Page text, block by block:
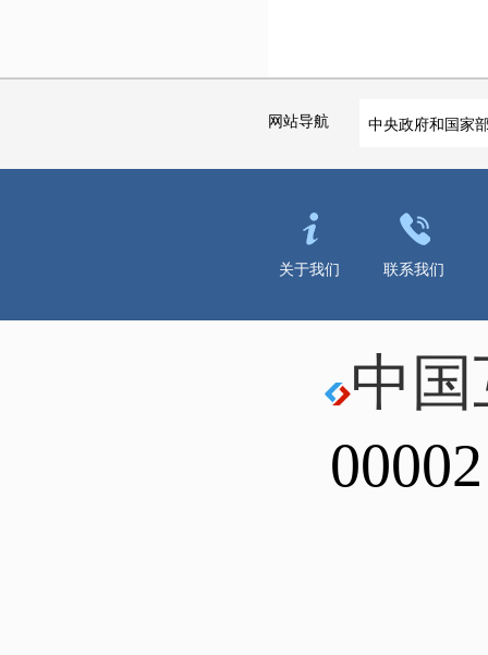
网站导航 中央政府和国家
关于我们 联系我们
中国
00002